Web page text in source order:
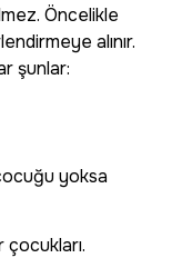
Öncelikle
alınır.
şunlar:
yoksa